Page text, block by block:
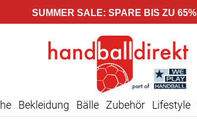
SUMMER SALE: SPARE BIS ZU 65%
Bekleidung Bälle Zubehör Lifestyle